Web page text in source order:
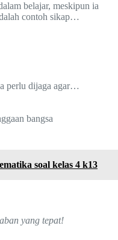
belajar, meskipun ia
contoh sikap…
perlu dijaga agar…
bangsa
soal kelas 4 k13
yang tepat!